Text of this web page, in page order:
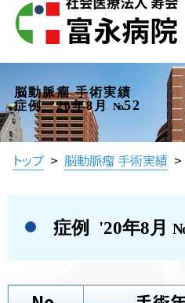
脳動脈瘤 手術実績
症例 '20年8月
No.52
トップ > 脳動脈瘤 手術実績 >
症例 '20年8月